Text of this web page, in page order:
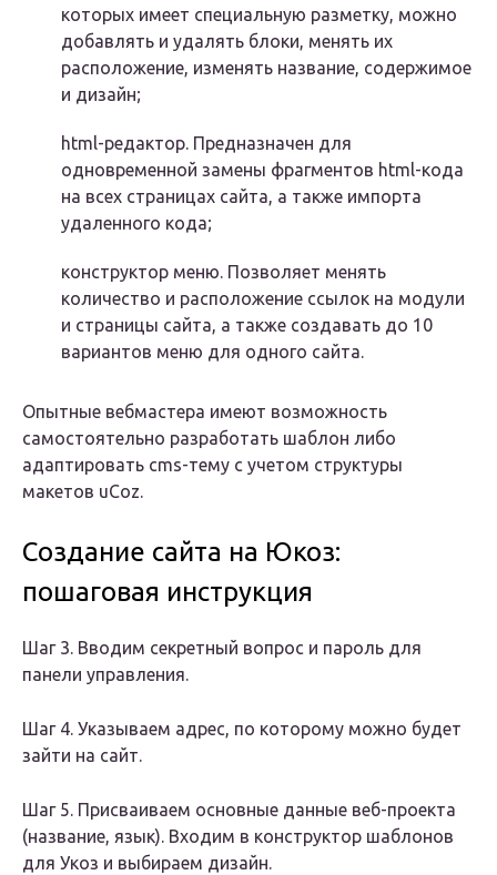
которых имеет специальную разметку, можно
добавлять и удалять блоки, менять их
расположение, изменять название, содержимое
и дизайн;
html-редактор. Предназначен для
одновременной замены фрагментов html-кода
на всех страницах сайта, а также импорта
удаленного кода;
конструктор меню. Позволяет менять
количество и расположение ссылок на модули
и страницы сайта, а также создавать до 10
вариантов меню для одного сайта.
Опытные вебмастера имеют возможность
самостоятельно разработать шаблон либо
адаптировать cms-тему с учетом структуры
макетов uCoz.
Создание сайта на Юкоз:
пошаговая инструкция
Шаг 3. Вводим секретный вопрос и пароль для
панели управления.
Шаг 4. Указываем адрес, по которому можно будет
зайти на сайт.
Шаг 5. Присваиваем основные данные веб-проекта
(название, язык). Входим в конструктор шаблонов
для Укоз и выбираем дизайн.